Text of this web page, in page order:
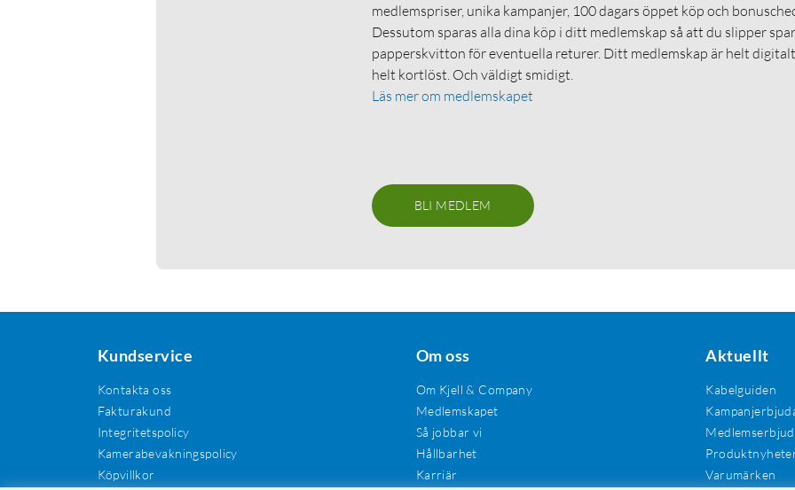
medlemspriser, unika kampanjer, 100 dagars öppet köp och
Dessutom sparas alla dina köp i ditt medlemskap så att du slipper
papperskvitton för eventuella returer. Ditt medlemskap är helt
helt kortlöst. Och väldigt smidigt.
Läs mer om medlemskapet
BLI MEDLEM
Kundservice
Kontakta oss
Fakturakund
Integritetspolicy
Kamerabevakningspolicy
Köpvillkor
Om oss
Om Kjell & Company
Medlemskapet
Så jobbar vi
Hållbarhet
Karriär
Aktuellt
Kabelguiden
Varumärken